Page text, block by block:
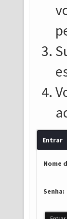
Entrar
Nome
Senha: